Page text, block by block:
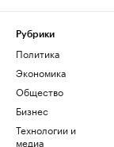
Рубрики
Политика
Экономика
Общество
Бизнес
Технологии и
медиа